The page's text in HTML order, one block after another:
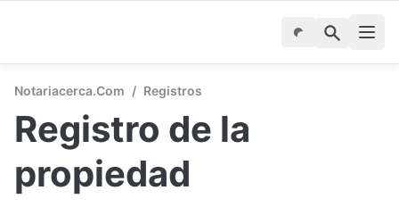
Notariacerca.com / Registros
Registro de la
propiedad